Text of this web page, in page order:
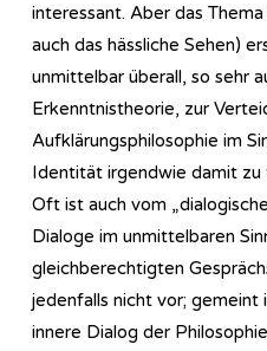
interessant. Aber das
auch das hässliche Sehen)
unmittelbar überall, so sehr
Erkenntnistheorie, zur
Aufklärungsphilosophie im
Identität irgendwie damit zu
Oft ist auch vom
Dialoge im unmittelbaren
gleichberechtigten
jedenfalls nicht vor; gemeint
innere Dialog der